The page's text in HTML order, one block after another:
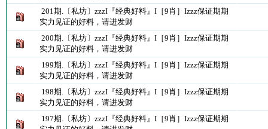
201期.〔私坊〕zzzI『经典好料』I［9肖］Izzz保证期期
实力见证的好料，请进发财
200期.〔私坊〕zzzI『经典好料』I［9肖］Izzz保证期期
实力见证的好料，请进发财
199期.〔私坊〕zzzI『经典好料』I［9肖］Izzz保证期期
实力见证的好料，请进发财
198期.〔私坊〕zzzI『经典好料』I［9肖］Izzz保证期期
实力见证的好料，请进发财
197期.〔私坊〕zzzI『经典好料』I［9肖］Izzz保证期期